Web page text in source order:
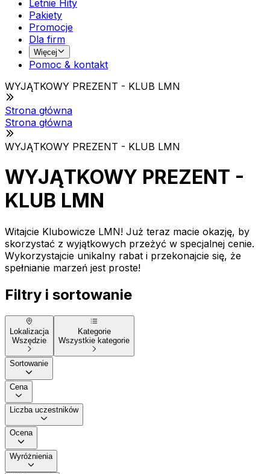
Letnie Hity
Pakiety
Promocje
Dla firm
Więcej
Pomoc & kontakt
WYJĄTKOWY PREZENT - KLUB LMN
Strona główna
Strona główna
WYJĄTKOWY PREZENT - KLUB LMN
WYJĄTKOWY PREZENT -
KLUB LMN
Witajcie Klubowicze LMN! Już teraz macie okazję, by
skorzystać z wyjątkowych przeżyć w specjalnej cenie.
Wykorzystajcie unikalny rabat i przekonajcie się, że
spełnianie marzeń jest proste!
Filtry i sortowanie
Lokalizacja
Wszędzie
Kategorie
Wszystkie kategorie
Sortowanie
Cena
Liczba uczestników
Ocena
Wyróżnienia